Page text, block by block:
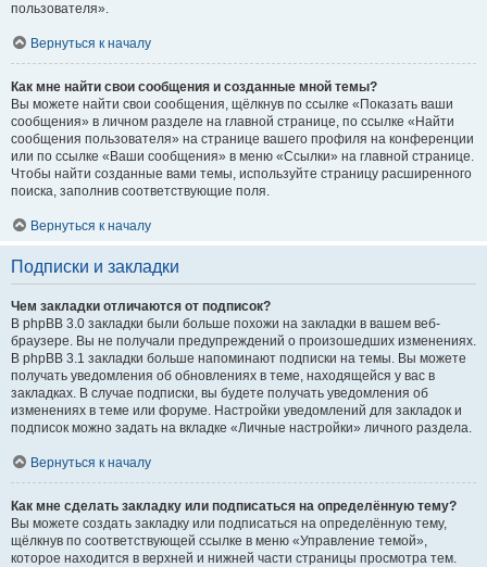
пользователя».
Вернуться к началу
Как мне найти свои сообщения и созданные мной темы?
Вы можете найти свои сообщения, щёлкнув по ссылке «Показать ваши
сообщения» в личном разделе на главной странице, по ссылке «Найти
сообщения пользователя» на странице вашего профиля на конференции
или по ссылке «Ваши сообщения» в меню «Ссылки» на главной странице.
Чтобы найти созданные вами темы, используйте страницу расширенного
поиска, заполнив соответствующие поля.
Вернуться к началу
Подписки и закладки
Чем закладки отличаются от подписок?
В phpBB 3.0 закладки были больше похожи на закладки в вашем веб-
браузере. Вы не получали предупреждений о произошедших изменениях.
В phpBB 3.1 закладки больше напоминают подписки на темы. Вы можете
получать уведомления об обновлениях в теме, находящейся у вас в
закладках. В случае подписки, вы будете получать уведомления об
изменениях в теме или форуме. Настройки уведомлений для закладок и
подписок можно задать на вкладке «Личные настройки» личного раздела.
Вернуться к началу
Как мне сделать закладку или подписаться на определённую тему?
Вы можете создать закладку или подписаться на определённую тему,
щёлкнув по соответствующей ссылке в меню «Управление темой»,
которое находится в верхней и нижней части страницы просмотра тем.